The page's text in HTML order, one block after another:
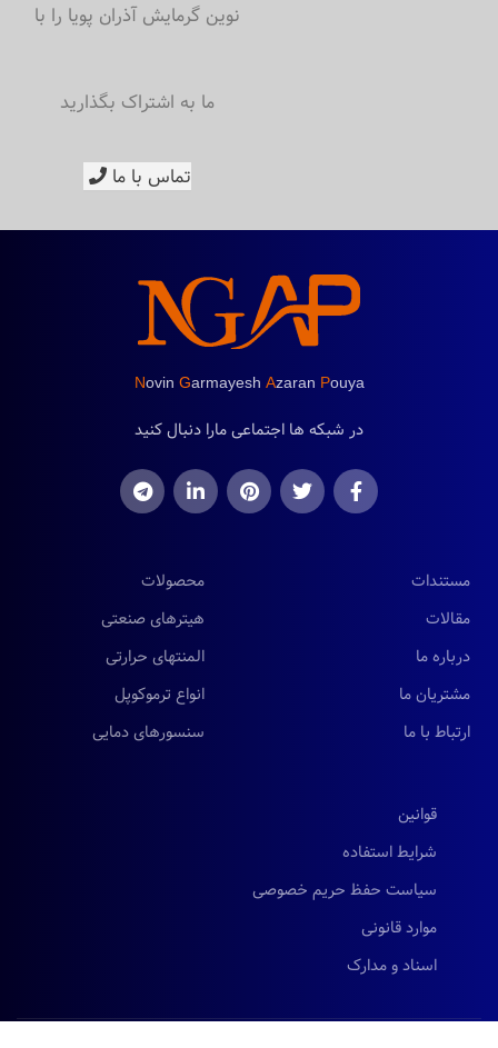
نوین گرمایش آذران پویا را با
ما به اشتراک بگذارید
تماس با ما
Novin Garmayesh Azaran Pouya
در شبکه ها اجتماعی مارا دنبال کنید
مستندات
مقالات
درباره ما
مشتریان ما
ارتباط با ما
محصولات
هیترهای صنعتی
المنتهای حرارتی
انواع ترموکوپل
سنسورهای دمایی
قوانین
شرایط استفاده
سیاست حفظ حریم خصوصی
موارد قانونی
اسناد و مدارک